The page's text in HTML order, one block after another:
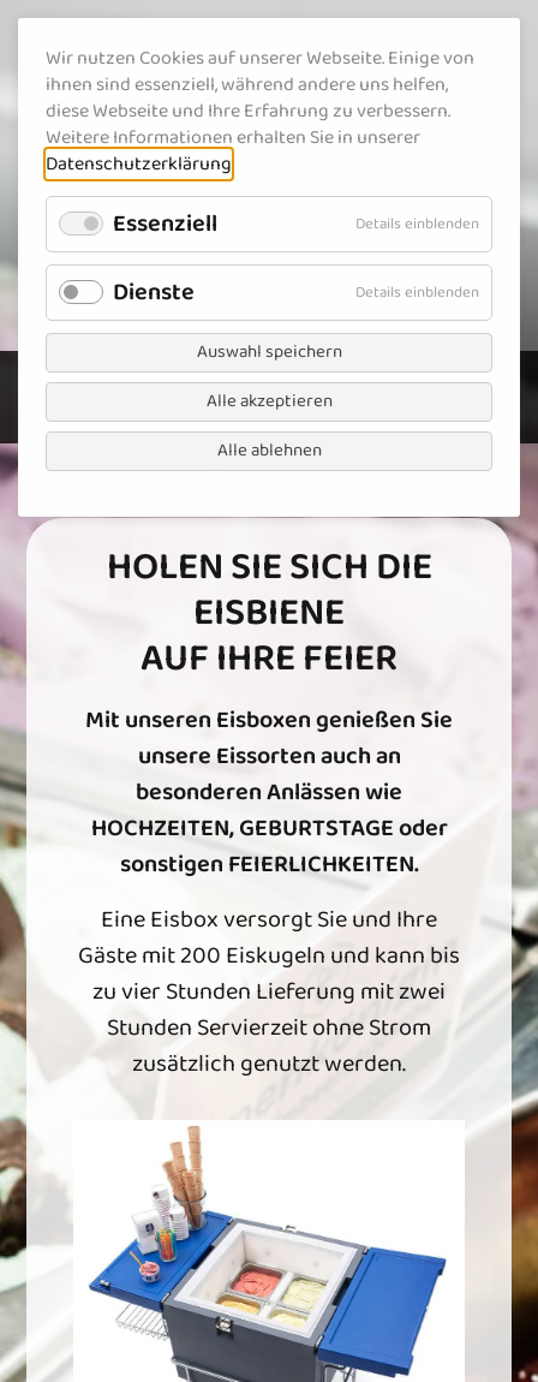
NAVIGATION
Navigation überspringen
HOLEN SIE SICH DIE
EISBIENE
AUF IHRE FEIER
Mit unseren Eisboxen genießen Sie
unsere Eissorten auch an
besonderen Anlässen wie
HOCHZEITEN, GEBURTSTAGE oder
sonstigen FEIERLICHKEITEN.
Eine Eisbox versorgt Sie und Ihre
Gäste mit 200 Eiskugeln und kann bis
zu vier Stunden Lieferung mit zwei
Stunden Servierzeit ohne Strom
zusätzlich genutzt werden.
Wir nutzen Cookies auf unserer Webseite. Einige von
ihnen sind essenziell, während andere uns helfen,
diese Webseite und Ihre Erfahrung zu verbessern.
Weitere Informationen erhalten Sie in unserer
Datenschutzerklärung
Essenziell Details einblenden
Dienste Details einblenden
Dienste
Auswahl speichern
Alle akzeptieren
Alle ablehnen